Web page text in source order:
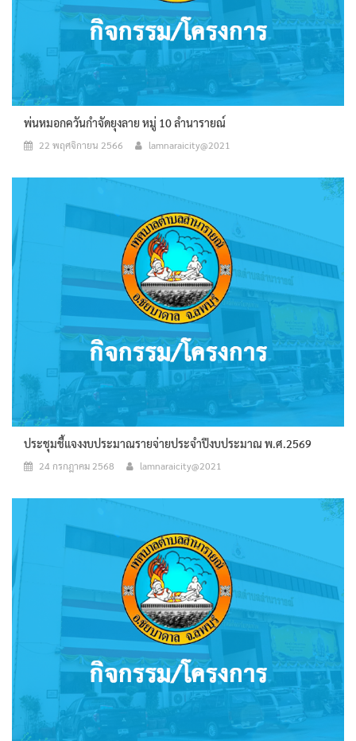
พ่นหมอกควันกำจัดยุงลาย หมู่ 10 ลำนารายณ์
22 พฤศจิกายน 2566 lamnaraicity@2021
ประชุมชี้แจงงบประมาณรายจ่ายประจำปีงบประมาณ พ.ศ.2569
24 กรกฎาคม 2568 lamnaraicity@2021